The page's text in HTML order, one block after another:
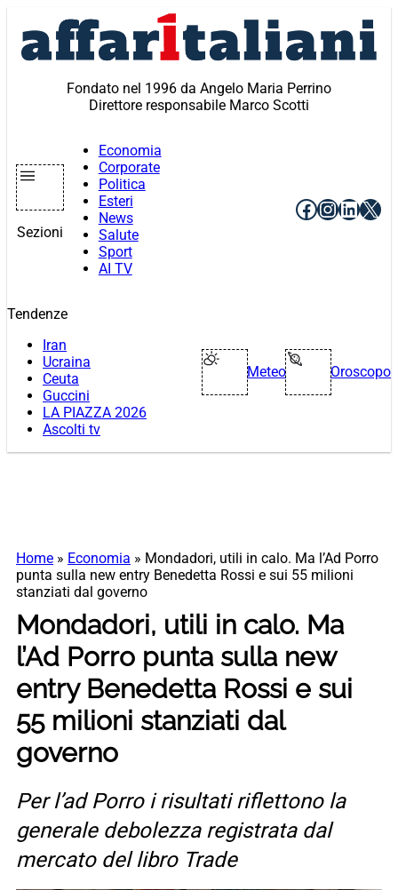
contenuto
Fondato nel 1996 da Angelo Maria Perrino
Direttore responsabile Marco Scotti
Sezioni
Economia
Corporate
Politica
Esteri
News
Salute
Sport
AI TV
Facebook
X
Tendenze
Iran
Ucraina
Ceuta
Guccini
LA PIAZZA 2026
Ascolti tv
Meteo Oroscopo
Home » Economia » Mondadori, utili in calo. Ma l’Ad Porro
punta sulla new entry Benedetta Rossi e sui 55 milioni
stanziati dal governo
Mondadori, utili in calo. Ma
l’Ad Porro punta sulla new
entry Benedetta Rossi e sui
55 milioni stanziati dal
governo
Per l’ad Porro i risultati riflettono la
generale debolezza registrata dal
mercato del libro Trade